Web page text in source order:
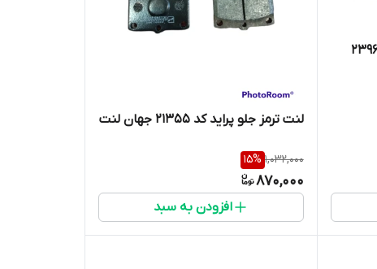
سراتو سایپایی 23966
لنت ترمز جلو پراید کد 21355 جهان لنت
1,032,000
15%
870,000
افزودن به سبد